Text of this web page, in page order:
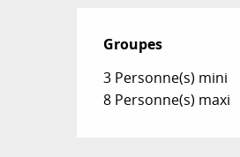
Groupes
Groupes
3 Personne(s) mini
8 Personne(s) maxi